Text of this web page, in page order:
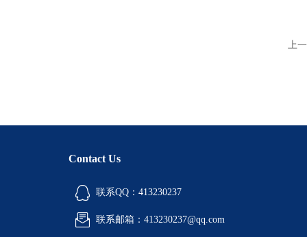
上
Contact Us
联系QQ：413230237
联系邮箱：413230237@qq.com